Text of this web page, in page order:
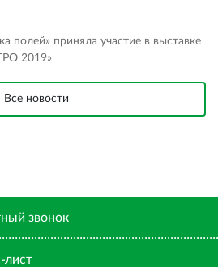
полей» приняла участие в выставке
2019»
Все новости
звонок
лист